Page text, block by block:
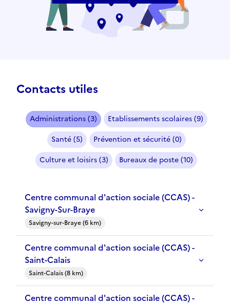
Contacts utiles
Administrations (3)
Etablissements scolaires (9)
Santé (5)
Prévention et sécurité (0)
Culture et loisirs (3)
Bureaux de poste (10)
Centre communal d'action sociale (CCAS) -
Savigny-Sur-Braye
Savigny-sur-Braye (6 km)
Centre communal d'action sociale (CCAS) -
Saint-Calais
Saint-Calais (8 km)
Centre communal d'action sociale (CCAS) -